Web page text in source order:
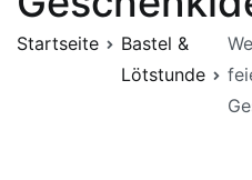
Startseite
Bastel &
Lötstunde